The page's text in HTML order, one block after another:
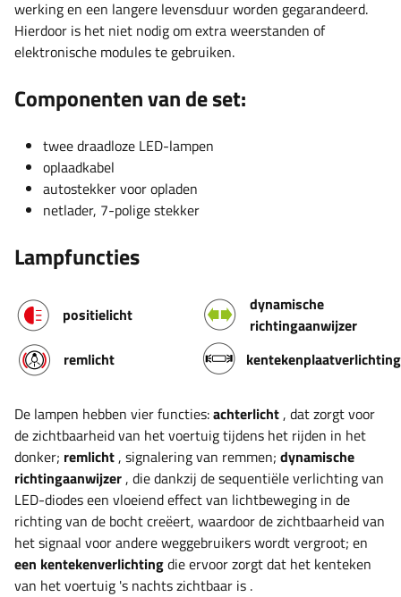
werking en een langere levensduur worden gegarandeerd.
Hierdoor is het niet nodig om extra weerstanden of
elektronische modules te gebruiken.
Componenten van de set:
twee draadloze LED-lampen
oplaadkabel
autostekker voor opladen
netlader, 7-polige stekker
Lampfuncties
positielicht
dynamische
richtingaanwijzer
remlicht
kentekenplaatverlichting
De lampen hebben vier functies:achterlicht, dat zorgt voor
de zichtbaarheid van het voertuig tijdens het rijden in het
donker; remlicht, signalering van remmen; dynamische
richtingaanwijzer, die dankzij de sequentiële verlichting van
LED-diodes een vloeiend effect van lichtbeweging in de
richting van de bocht creëert, waardoor de zichtbaarheid van
het signaal voor andere weggebruikers wordt vergroot; en
een kentekenverlichtingdie ervoor zorgt dat het kenteken
van het voertuig 's nachts zichtbaar is .